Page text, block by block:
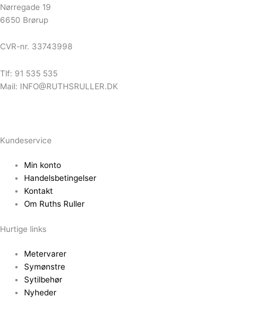
Nørregade 19
6650 Brørup
CVR-nr. 33743998
Tlf: 91 535 535
Mail: INFO@RUTHSRULLER.DK
Kundeservice
Min konto
Handelsbetingelser
Kontakt
Om Ruths Ruller
Hurtige links
Metervarer
Symønstre
Sytilbehør
Nyheder